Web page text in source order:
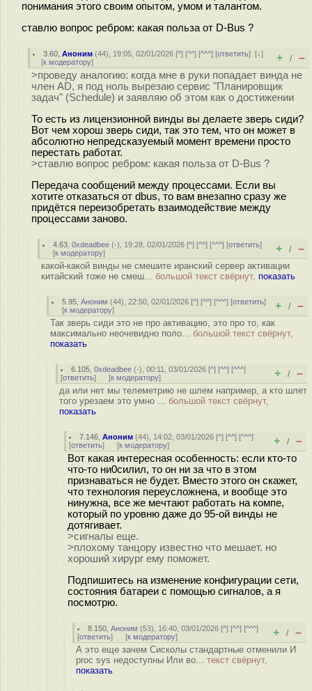
понимания этого своим опытом, умом и талантом.
ставлю вопрос ребром: какая польза от D-Bus ?
3.60 ,Аноним (44), 19:05, 02/01/2026 [^] [^^] [^^^] [ответить][↓]
[к модератору] + / –
>проведу аналогию: когда мне в руки попадает винда не
член AD, я под ноль вырезаю сервис "Планировщик
задач" (Schedule) и заявляю об этом как о достижении
То есть из лицензионной винды вы делаете зверь сиди?
Вот чем хорош зверь сиди, так это тем, что он может в
абсолютно непредсказуемый момент времени просто
перестать работат.
>ставлю вопрос ребром: какая польза от D-Bus ?
Передача сообщений между процессами. Если вы
хотите отказаться от dbus, то вам внезапно сразу же
придётся переизобретать взаимодействие между
процессами заново.
4.63 ,0xdeadbee (-), 19:28, 02/01/2026 [^] [^^] [^^^] [ответить]
[к модератору] + / –
какой-какой винды не смешите иранский сервер активации
китайский тоже не смеш... большой текст свёрнут, показать
5.95 ,Аноним (44), 22:50, 02/01/2026 [^] [^^] [^^^] [ответить]
[к модератору] + / –
Так зверь сиди это не про активацию, это про то, как
максимально неочевидно поло... большой текст свёрнут,
показать
6.105 ,0xdeadbee (-), 00:11, 03/01/2026 [^] [^^] [^^^]
[ответить] [к модератору] + / –
да или нет мы телеметрию не шлем например, а кто шлет
того урезаем это умно ... большой текст свёрнут,
показать
7.146 ,Аноним (44), 14:02, 03/01/2026 [^] [^^] [^^^]
[ответить] [к модератору] + / –
Вот какая интересная особенность: если кто-то
что-то ни0силил, то он ни за что в этом
признаваться не будет. Вместо этого он скажет,
что технология переусложнена, и вообще это
нинужна, все же мечтают работать на компе,
который по уровню даже до 95-ой винды не
дотягивает.
>сигналы еще.
>плохому танцору известно что мешает. но
хороший хирург ему поможет.
Подпишитесь на изменение конфигурации сети,
состояния батареи с помощью сигналов, а я
посмотрю.
8.150 ,Аноним (53), 16:40, 03/01/2026 [^] [^^] [^^^]
[ответить] [к модератору] + / –
А это еще зачем Сисколы стандартные отменили И
proc sys недоступны Или во... текст свёрнут,
показать